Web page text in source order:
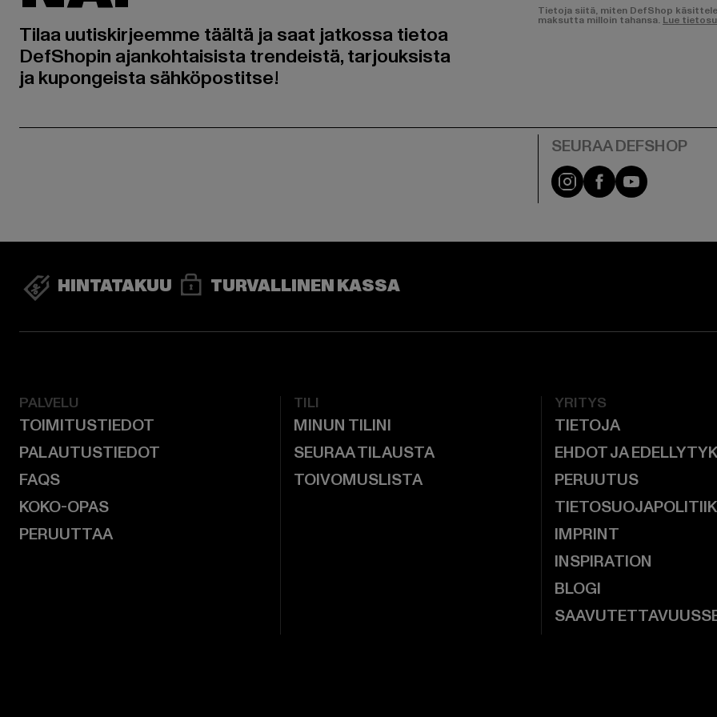
Tilaa uutiskirjeemme täältä ja saat jatkossa tietoa
DefShopin ajankohtaisista trendeistä, tarjouksista
ja kupongeista sähköpostitse!
Tietoja siitä, miten DefShop
maksutta milloin tahansa. Lue
Visit our Instagram
Visit ourVisit our
HINTATAKUU TURVALLINEN KASSA
PALVELU
TOIMITUSTIEDOT
PALAUTUSTIEDOT
FAQS
KOKO-OPAS
PERUUTTAA
TILI
MINUN TILINI
SEURAA TILAUSTA
TOIVOMUSLISTA
YRITYS
TIETOJA
EHDOT JA
PERUUTUS
IMPRINT
INSPIRATION
BLOGI